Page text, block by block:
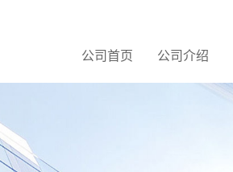
公司首页 公司介绍